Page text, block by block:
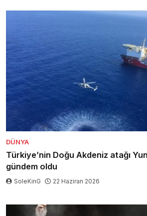
DÜNYA
Türkiye’nin Doğu Akdeniz atağı
gündem oldu
SoleKinG 22 Haziran 2026